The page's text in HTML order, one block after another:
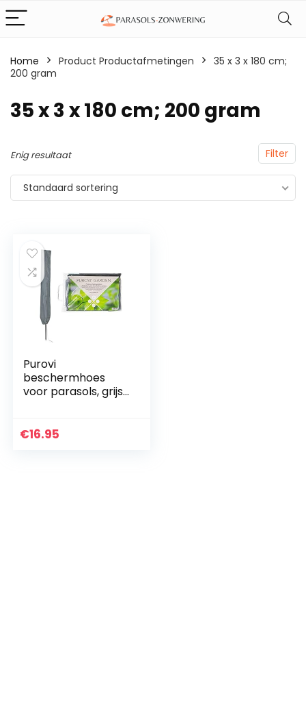
Home Product Productafmetingen
‎35 x 3 x 180 cm;
200 gram
‎35 x 3 x 180 cm; 200 gram
Filter
Enig resultaat
Standaard sortering
Purovi
beschermhoes
voor parasols, grijs,
€16.95